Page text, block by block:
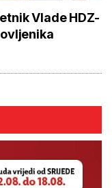
Vlade HDZ-